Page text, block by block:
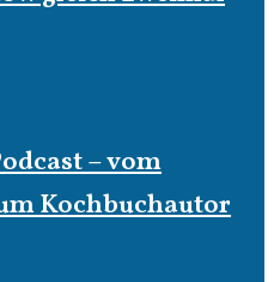
– vom
Kochbuchautor